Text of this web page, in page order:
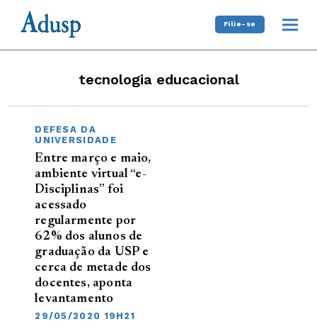
Filie-se
tecnologia educacional
DEFESA DA
UNIVERSIDADE
Entre março e maio,
ambiente virtual “e-
Disciplinas” foi
acessado
regularmente por
62% dos alunos de
graduação da USP e
cerca de metade dos
docentes, aponta
levantamento
29/05/2020 19H21